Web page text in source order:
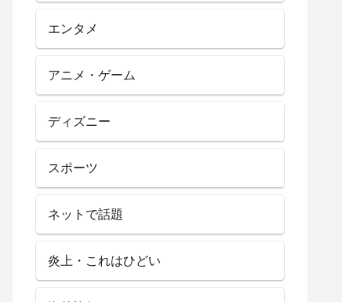
エンタメ
アニメ・ゲーム
ディズニー
スポーツ
ネットで話題
炎上・これはひどい